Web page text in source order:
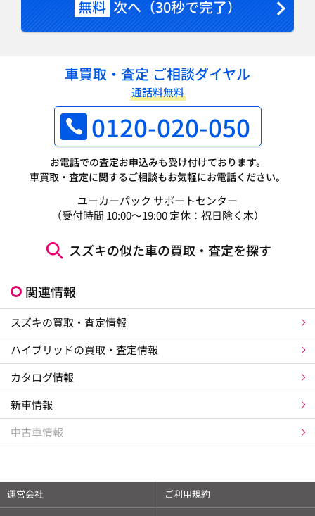
無料 次へ（30秒で完了）
車買取・査定 ご相談ダイヤル
通話料無料
0120-020-050
お電話での査定お申込みも受け付けております。
車買取・査定に関するご相談もお気軽にお電話ください。
ユーカーパック サポートセンター
（受付時間 10:00～19:00 定休：祝日除く木）
スズキの似た車の買取・査定を探す
関連情報
スズキの買取・査定情報
ハイブリッドの買取・査定情報
カタログ情報
新車情報
中古車情報
運営会社
ご利用規約